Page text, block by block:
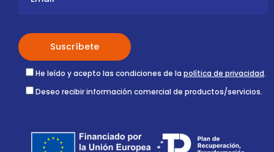
He leído y acepto las condiciones de la política de privacidad.
Deseo recibir información comercial de productos/servicios.